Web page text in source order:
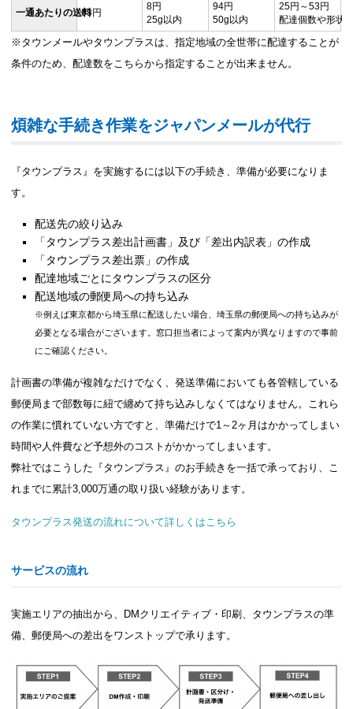
一通あたりの送料63円
8円
25g以内
94円
50g以内
25円～53円
配達個数や形状
※タウンメールやタウンプラスは、指定地域の全世帯に配達することが
条件のため、配達数をこちらから指定することが出来ません。
煩雑な手続き作業をジャパンメールが代行
『タウンプラス』を実施するには以下の手続き、準備が必要になりま
す。
配送先の絞り込み
「タウンプラス差出計画書」及び「差出内訳表」の作成
「タウンプラス差出票」の作成
配達地域ごとにタウンプラスの区分
配送地域の郵便局への持ち込み
※例えば東京都から埼玉県に配送したい場合、埼玉県の郵便局への持ち込みが
必要となる場合がございます。窓口担当者によって案内が異なりますので事前
にご確認ください。
計画書の準備が複雑なだけでなく、発送準備においても各管轄している
郵便局まで部数毎に紐で纏めて持ち込みしなくてはなりません。これら
の作業に慣れていない方ですと、準備だけで1～2ヶ月はかかってしまい
時間や人件費など予想外のコストがかかってしまいます。
弊社ではこうした『タウンプラス』のお手続きを一括で承っており、こ
れまでに累計3,000万通の取り扱い経験があります。
タウンプラス発送の流れについて詳しくはこちら
サービスの流れ
実施エリアの抽出から、DMクリエイティブ・印刷、タウンプラスの準
備、郵便局への差出をワンストップで承ります。